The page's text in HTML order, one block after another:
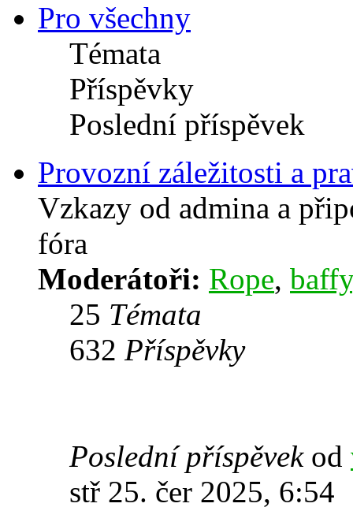
Pro všechny
Témata
Příspěvky
Poslední příspěvek
Provozní záležitosti a
Vzkazy od admina a
fóra
Moderátoři: Rope, baffy
25 Témata
632 Příspěvky
Poslední příspěvekod
stř 25. čer 2025, 6:54